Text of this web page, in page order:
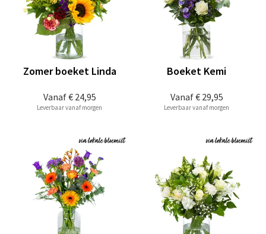
Vanaf€ 24,95
Zomer boeket Linda
Leverbaar vanaf morgen
Vanaf€ 29,95
Boeket Kemi
Leverbaar vanaf morgen